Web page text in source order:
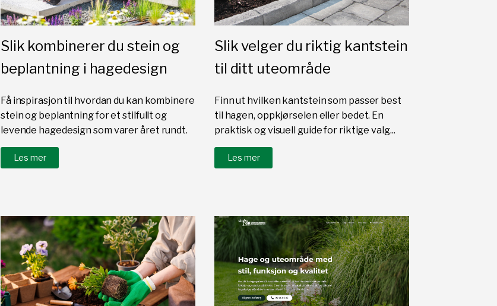
Slik kombinerer du stein og
beplantning i hagedesign
Få inspirasjon til hvordan du kan kombinere
stein og beplantning for et stilfullt og
levende hagedesign som varer året rundt.
Les mer
Slik velger du riktig kantstein
til ditt uteområde
Finn ut hvilken kantstein som passer best
til hagen, oppkjørselen eller bedet. En
praktisk og visuell guide for riktige valg...
Les mer